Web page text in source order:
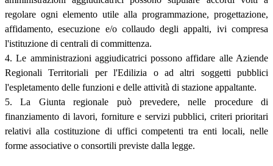
regolare ogni elemento utile alla programmazione, progettazione,
affidamento, esecuzione e/o collaudo degli appalti, ivi compresa
l'istituzione di centrali di committenza.
4. Le amministrazioni aggiudicatrici possono affidare alle Aziende
Regionali Territoriali per l'Edilizia o ad altri soggetti pubblici
l'espletamento delle funzioni e delle attività di stazione appaltante.
5. La Giunta regionale può prevedere, nelle procedure di
finanziamento di lavori, forniture e servizi pubblici, criteri prioritari
relativi alla costituzione di uffici competenti tra enti locali, nelle
forme associative o consortili previste dalla legge.